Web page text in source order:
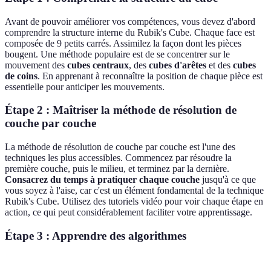
Avant de pouvoir améliorer vos compétences, vous devez d'abord
comprendre la structure interne du Rubik's Cube. Chaque face est
composée de 9 petits carrés. Assimilez la façon dont les pièces
bougent. Une méthode populaire est de se concentrer sur le
mouvement des cubes centraux, des cubes d'arêtes et des cubes
de coins. En apprenant à reconnaître la position de chaque pièce est
essentielle pour anticiper les mouvements.
Étape 2 : Maîtriser la méthode de résolution de
couche par couche
La méthode de résolution de couche par couche est l'une des
techniques les plus accessibles. Commencez par résoudre la
première couche, puis le milieu, et terminez par la dernière.
Consacrez du temps à pratiquer chaque couche jusqu'à ce que
vous soyez à l'aise, car c'est un élément fondamental de la technique
Rubik's Cube. Utilisez des tutoriels vidéo pour voir chaque étape en
action, ce qui peut considérablement faciliter votre apprentissage.
Étape 3 : Apprendre des algorithmes